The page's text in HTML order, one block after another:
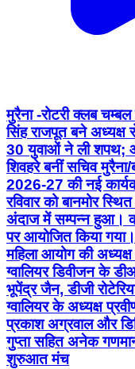
मुरैना -रोटरी क्लब
सिंह राजपूत बने अध्यक्ष
30 युवाओं ने ली शपथ;
शिवहरे बनीं सचिव
2026-27 की नई
रविवार को बानमोर
अंदाज में सम्पन्न हुआ।
पर आयोजित किया
महिला आयोग की
ग्वालियर डिवीजन के
भूपेंद्र जैन, डीजी
ग्वालियर के अध्यक्ष
प्रकाश अग्रवाल और
गुप्ता सहित अनेक
शुरुआत मंच